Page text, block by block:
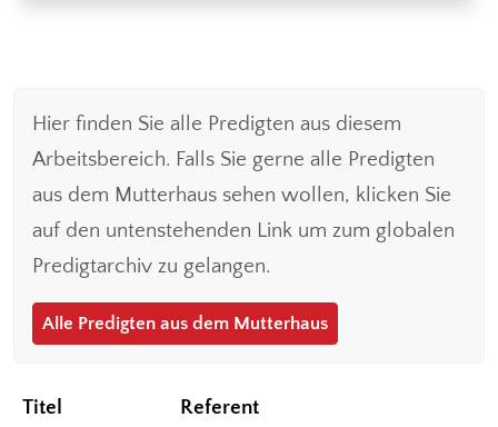
Hier finden Sie alle Predigten aus diesem
Arbeitsbereich. Falls Sie gerne alle Predigten
aus dem Mutterhaus sehen wollen, klicken Sie
auf den untenstehenden Link um zum globalen
Predigtarchiv zu gelangen.
Alle Predigten aus dem Mutterhaus
Titel Referent